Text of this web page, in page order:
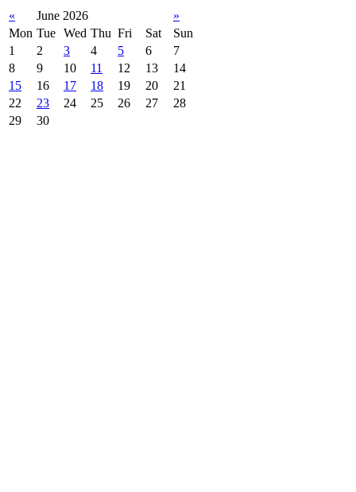
« June 2026
»
Mon Tue Wed Thu Fri Sat
Sun
1
2 3 4 5 6
7
8
9 10 11 12 13
14
15
16 17 18 19 20
21
22
23 24 25 26 27
28
29
30